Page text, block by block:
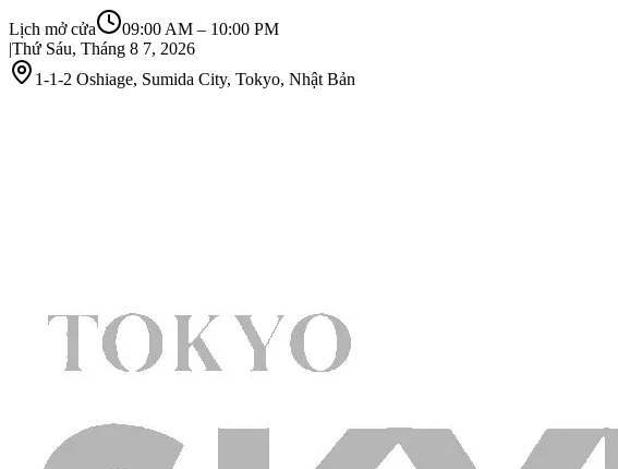
Lịch mở cửa 09:00 AM – 10:00 PM
|Thứ Sáu, Tháng 8 7, 2026
1-1-2 Oshiage, Sumida City, Tokyo, Nhật Bản